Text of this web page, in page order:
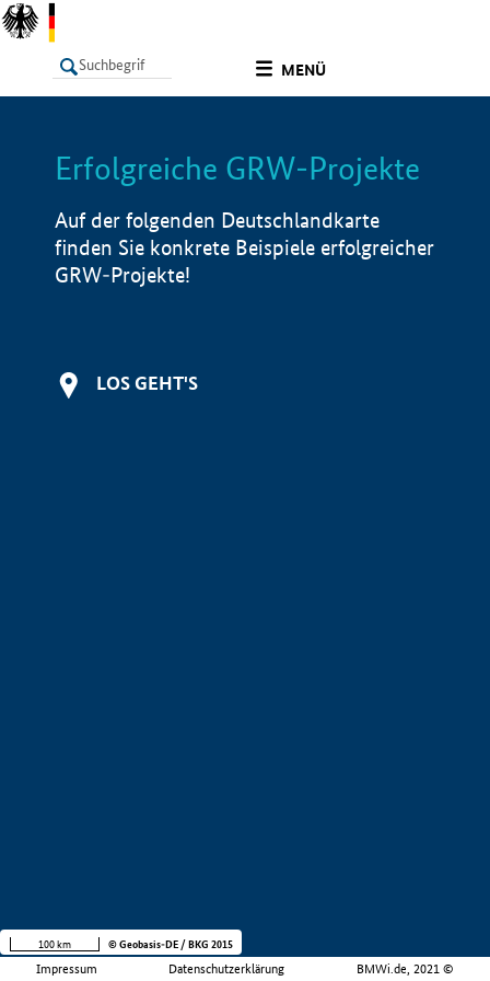
MENÜ
LISTE Info
Erfolgreiche GRW-Projekte
Auf der folgenden Deutschlandkarte
finden Sie konkrete Beispiele erfolgreicher
GRW-Projekte!
LOS GEHT'S
Impressum Datenschutzerklärung BMWi.de, 2021 ©
100 km © Geobasis-DE / BKG 2015